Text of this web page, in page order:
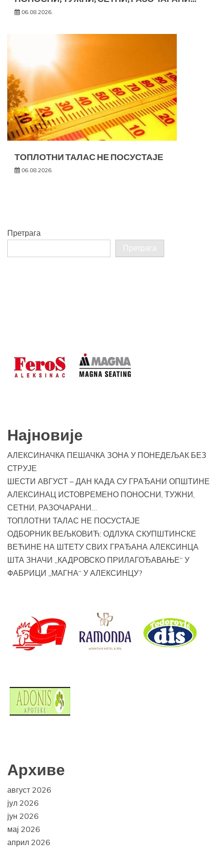
06.08.2026.
ТОПЛОТНИ ТАЛАС НЕ ПОСУСТАЈЕ
06.08.2026.
Претрага
Претрага
Најновије
АЛЕКСИНАЧКА ПЕШАЧКА ЗОНА У ПОНЕДЕЉАК БЕЗ
СТРУЈЕ
ШЕСТИ АВГУСТ – ДАН КАДА СУ ГРАЂАНИ ОПШТИНЕ
АЛЕКСИНАЦ ИСТОВРЕМЕНО ПОНОСНИ, ТУЖНИ,
СЕТНИ, РАЗОЧАРАНИ…
ТОПЛОТНИ ТАЛАС НЕ ПОСУСТАЈЕ
ОДБОРНИК ВЕЉКОВИЋ: ОДЛУКА СКУПШТИНСКЕ
ВЕЋИНЕ НА ШТЕТУ СВИХ ГРАЂАНА АЛЕКСИНЦА
ШТА ЗНАЧИ „КАДРОВСКО ПРИЛАГОЂАВАЊЕ“ У
ФАБРИЦИ „МАГНА“ У АЛЕКСИНЦУ?
Архиве
август 2026
јул 2026
јун 2026
мај 2026
април 2026